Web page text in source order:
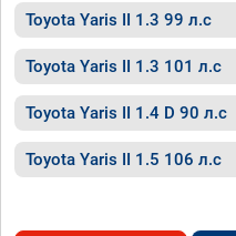
Toyota Yaris II 1.3 99 л.с
Toyota Yaris II 1.3 101 л.с
Toyota Yaris II 1.4 D 90 л.с
Toyota Yaris II 1.5 106 л.с